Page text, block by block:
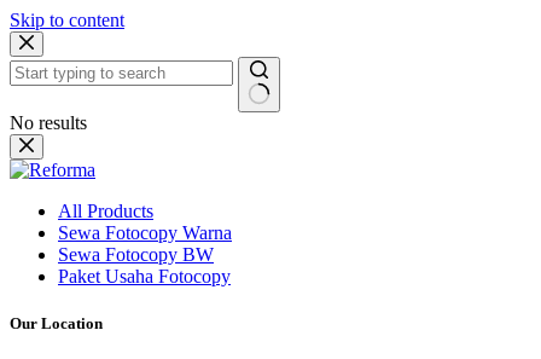
Skip to content
No results
All Products
Sewa Fotocopy Warna
Sewa Fotocopy BW
Paket Usaha Fotocopy
Our Location